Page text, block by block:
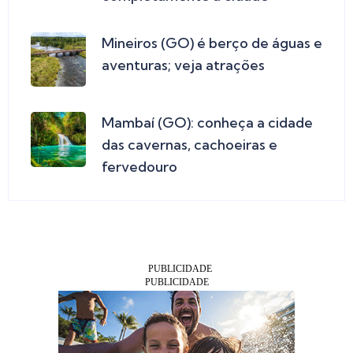
Mineiros (GO) é berço de águas e
aventuras; veja atrações
Mambaí (GO): conheça a cidade
das cavernas, cachoeiras e
fervedouro